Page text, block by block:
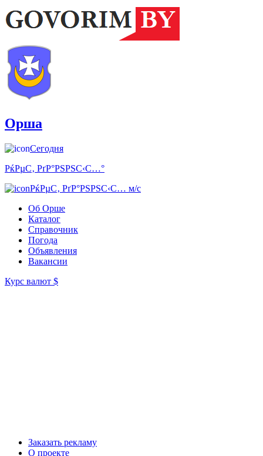
Орша
Сегодня
РќРµС‚ РґР°РЅРЅС‹С…°
РќРµС‚ РґР°РЅРЅС‹С… м/с
Об Орше
Каталог
Справочник
Погода
Объявления
Вакансии
Курс валют $
Заказать рекламу
О проекте